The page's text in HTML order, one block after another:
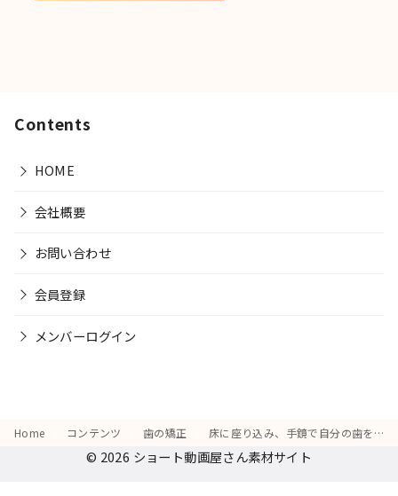
Contents
HOME
会社概要
お問い合わせ
会員登録
メンバーログイン
Home コンテンツ 歯の矯正 床に座り込み、手鏡で自分の歯をじっくり観察し、「これが変わるかな？」と期待する表情
© 2026 ショート動画屋さん素材サイト